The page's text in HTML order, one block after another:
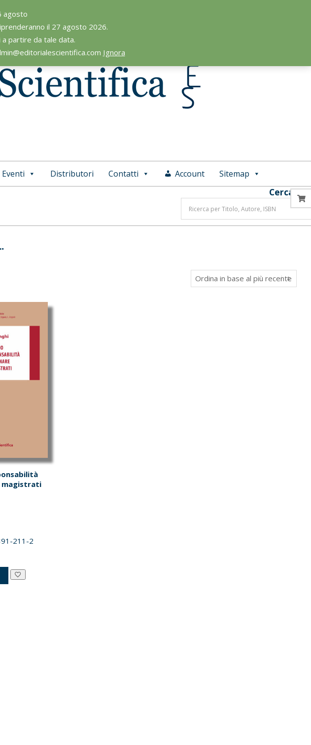
agosto
il 27 agosto 2026.
partire da tale data.
Ignora
Distributori Contatti Account Sitemap
Cerca
magistrati
211-2